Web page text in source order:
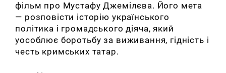
фільм про Мустафу Джемілєва. Його мета
— розповісти історію українського
політика і громадського діяча, який
уособлює боротьбу за виживання, гідність і
честь кримських татар.